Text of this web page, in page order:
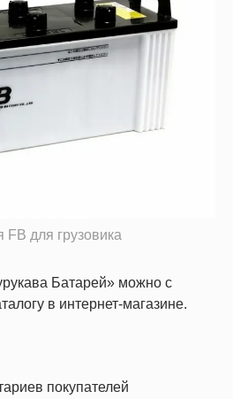
FB для грузовика
Батарей» можно с
в интернет-магазине.
покупателей